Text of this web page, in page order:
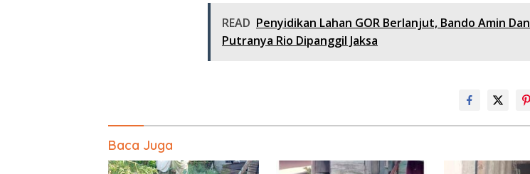
READ Penyidikan Lahan GOR Berlanjut, Bando Amin Dan
Putranya Rio Dipanggil Jaksa
Baca Juga